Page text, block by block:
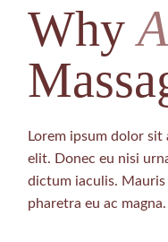
Why
Lorem ipsum dolor
elit. Donec eu nisi
dictum iaculis.
pharetra eu ac